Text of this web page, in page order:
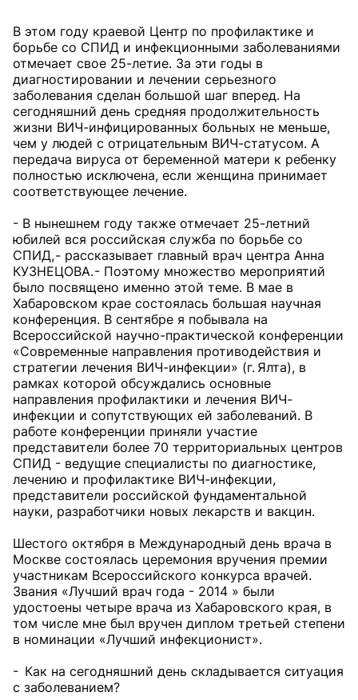
В этом году краевой Центр по профилактике и
борьбе со СПИД и инфекционными заболеваниями
отмечает свое 25-летие. За эти годы в
диагностировании и лечении серьезного
заболевания сделан большой шаг вперед. На
сегодняшний день средняя продолжительность
жизни ВИЧ-инфицированных больных не меньше,
чем у людей с отрицательным ВИЧ-статусом. А
передача вируса от беременной матери к ребенку
полностью исключена, если женщина принимает
соответствующее лечение.
- В нынешнем году также отмечает 25-летний
юбилей вся российская служба по борьбе со
СПИД, - рассказывает главный врач центра Анна
КУЗНЕЦОВА. - Поэтому множество мероприятий
было посвящено именно этой теме. В мае в
Хабаровском крае состоялась большая научная
конференция. В сентябре я побывала на
Всероссийской научно-практической конференции
«Современные направления противодействия и
стратегии лечения ВИЧ-инфекции» (г. Ялта), в
рамках которой обсуждались основные
направления профилактики и лечения ВИЧ-
инфекции и сопутствующих ей заболеваний. В
работе конференции приняли участие
представители более 70 территориальных центров
СПИД - ведущие специалисты по диагностике,
лечению и профилактике ВИЧ-инфекции,
представители российской фундаментальной
науки, разработчики новых лекарств и вакцин.
Шестого октября в Международный день врача в
Москве состоялась церемония вручения премии
участникам Всероссийского конкурса врачей.
Звания «Лучший врач года - 2014 » были
удостоены четыре врача из Хабаровского края, в
том числе мне был вручен диплом третьей степени
в номинации «Лучший инфекционист».
- Как на сегодняшний день складывается ситуация
с заболеванием?